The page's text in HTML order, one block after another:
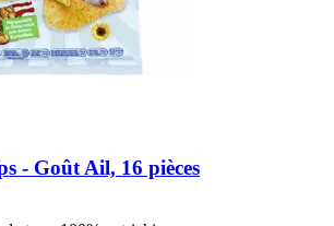
-​ Goût Ail, 16 pièces